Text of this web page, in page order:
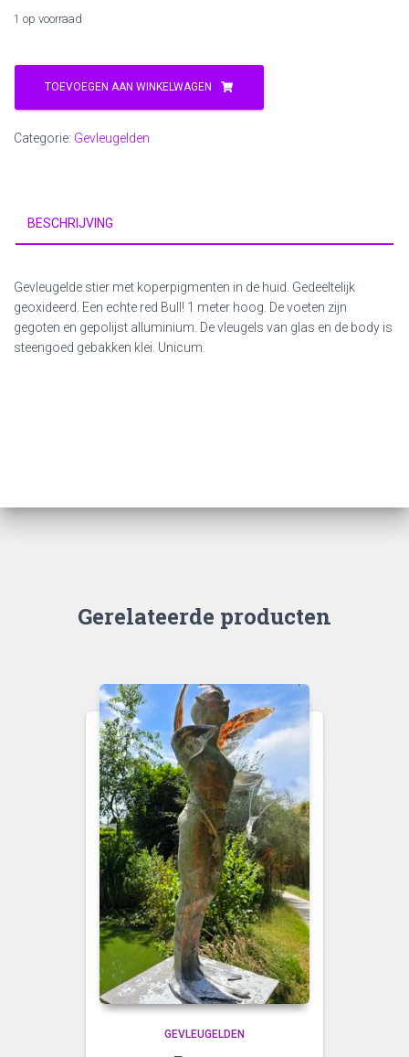
1 op voorraad
Red
hoeveelheid
TOEVOEGEN AAN WINKELWAGEN
Categorie: Gevleugelden
BESCHRIJVING
Gevleugelde stier met koperpigmenten in de huid. Gedeeltelijk
geoxideerd. Een echte red Bull! 1 meter hoog. De voeten zijn
gegoten en gepolijst alluminium. De vleugels van glas en de body is
steengoed gebakken klei. Unicum.
Gerelateerde producten
GEVLEUGELDEN